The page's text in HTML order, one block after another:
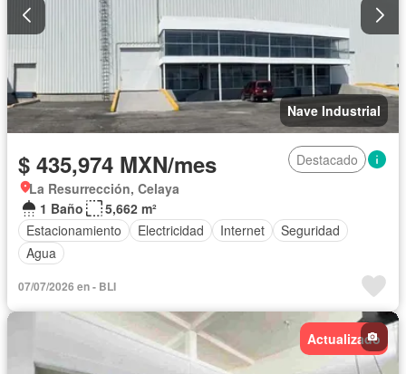
Nave Industrial
$ 435,974 MXN/mes
Destacado
La Resurrección, Celaya
1 Baño
5,662 m²
Estacionamiento
Electricidad Internet
Seguridad
Agua
07/07/2026 en - BLI
Actualizado